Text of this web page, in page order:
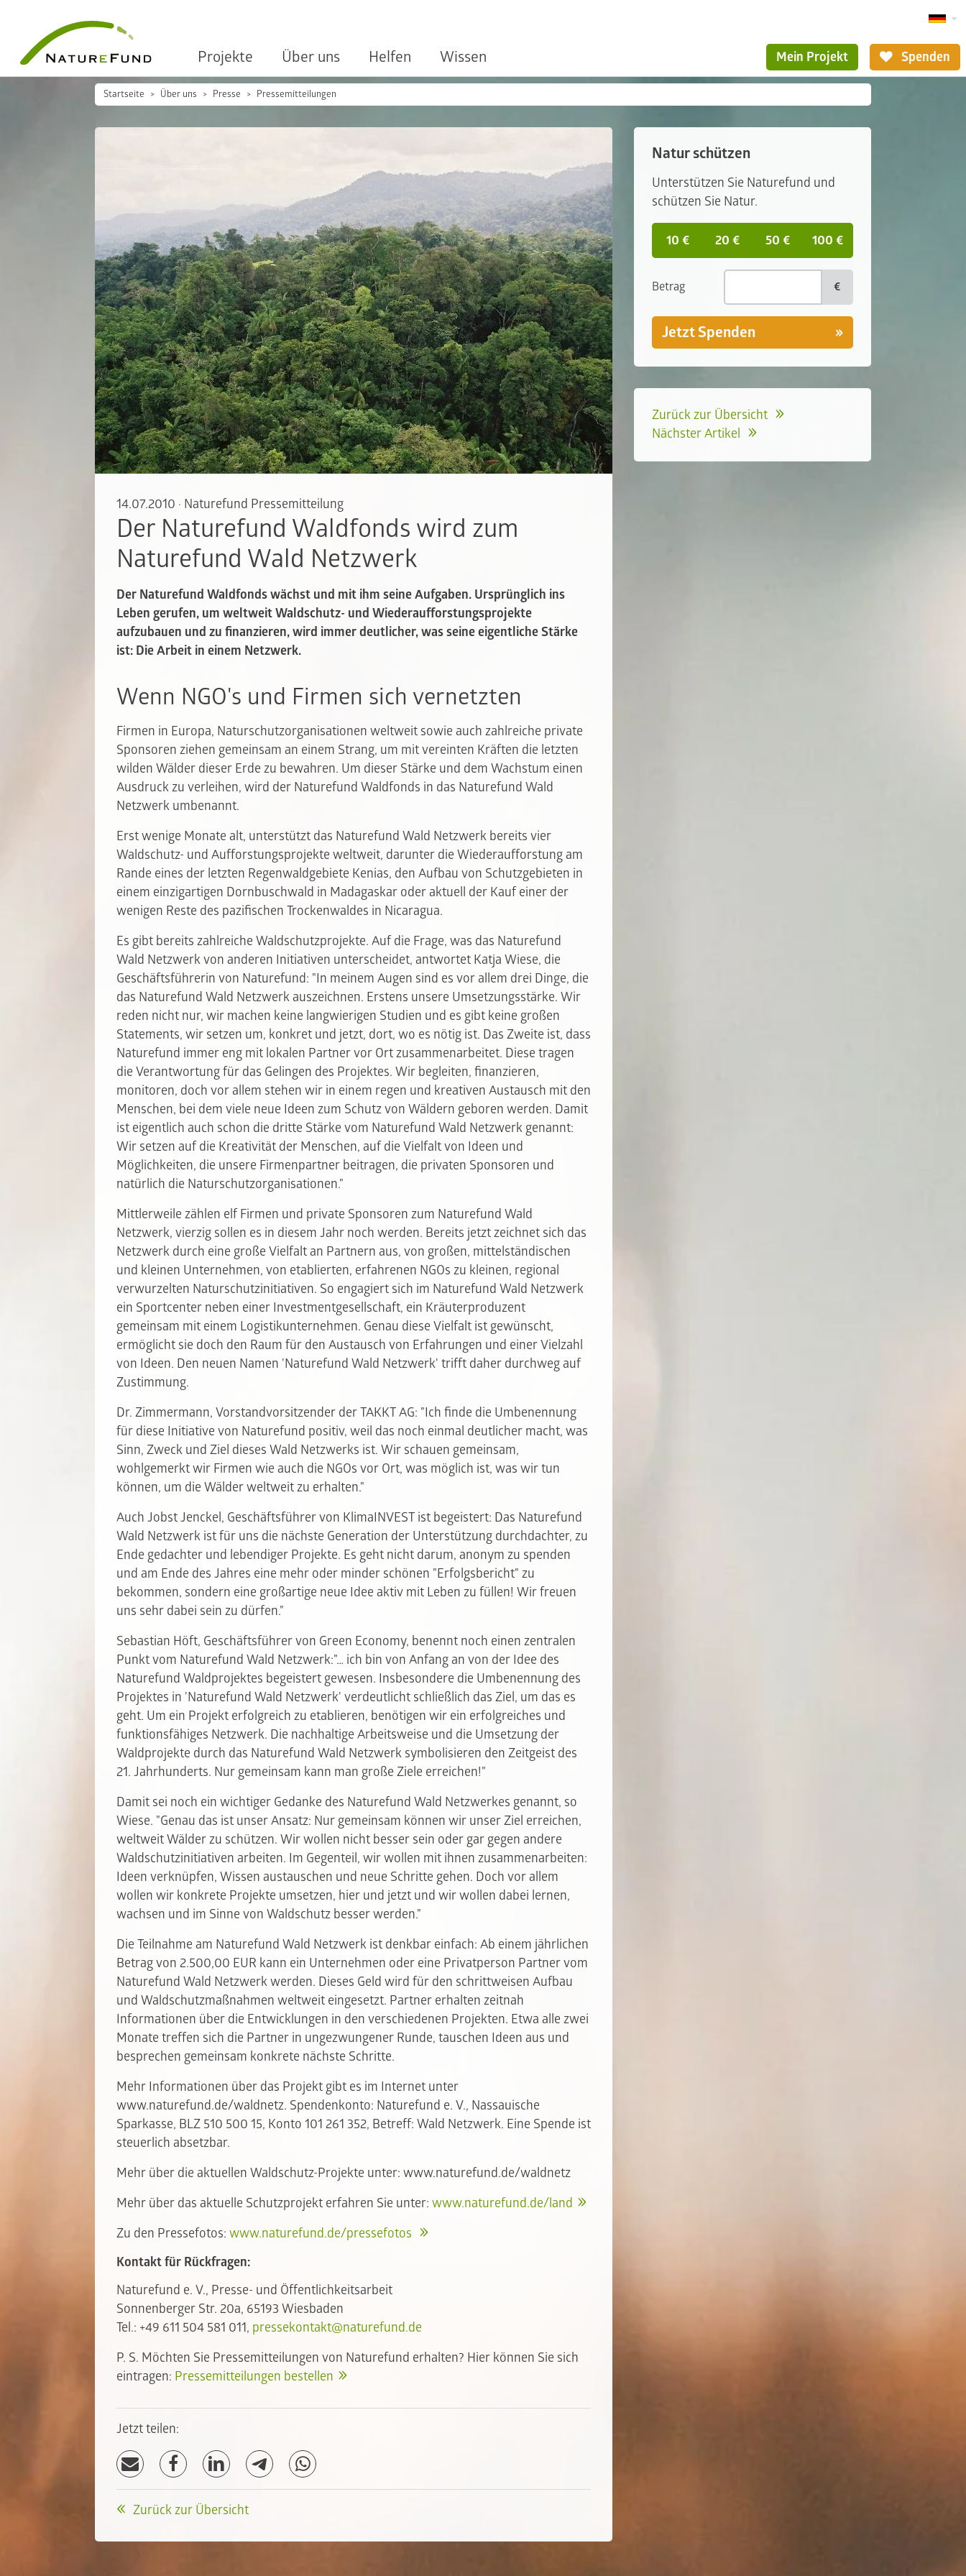
Projekte Über uns Helfen Wissen Mein Projekt Spenden
Startseite Über uns Presse Pressemitteilungen
14.07.2010 · Naturefund Pressemitteilung
Der Naturefund Waldfonds wird zum
Naturefund Wald Netzwerk
Der Naturefund Waldfonds wächst und mit ihm seine Aufgaben. Ursprünglich ins
Leben gerufen, um weltweit Waldschutz- und Wiederaufforstungsprojekte
aufzubauen und zu finanzieren, wird immer deutlicher, was seine eigentliche Stärke
ist: Die Arbeit in einem Netzwerk.
Wenn NGO's und Firmen sich vernetzten
Firmen in Europa, Naturschutzorganisationen weltweit sowie auch zahlreiche private
Sponsoren ziehen gemeinsam an einem Strang, um mit vereinten Kräften die letzten
wilden Wälder dieser Erde zu bewahren. Um dieser Stärke und dem Wachstum einen
Ausdruck zu verleihen, wird der Naturefund Waldfonds in das Naturefund Wald
Netzwerk umbenannt.
Erst wenige Monate alt, unterstützt das Naturefund Wald Netzwerk bereits vier
Waldschutz- und Aufforstungsprojekte weltweit, darunter die Wiederaufforstung am
Rande eines der letzten Regenwaldgebiete Kenias, den Aufbau von Schutzgebieten in
einem einzigartigen Dornbuschwald in Madagaskar oder aktuell der Kauf einer der
wenigen Reste des pazifischen Trockenwaldes in Nicaragua.
Es gibt bereits zahlreiche Waldschutzprojekte. Auf die Frage, was das Naturefund
Wald Netzwerk von anderen Initiativen unterscheidet, antwortet Katja Wiese, die
Geschäftsführerin von Naturefund: "In meinem Augen sind es vor allem drei Dinge, die
das Naturefund Wald Netzwerk auszeichnen. Erstens unsere Umsetzungsstärke. Wir
reden nicht nur, wir machen keine langwierigen Studien und es gibt keine großen
Statements, wir setzen um, konkret und jetzt, dort, wo es nötig ist. Das Zweite ist, dass
Naturefund immer eng mit lokalen Partner vor Ort zusammenarbeitet. Diese tragen
die Verantwortung für das Gelingen des Projektes. Wir begleiten, finanzieren,
monitoren, doch vor allem stehen wir in einem regen und kreativen Austausch mit den
Menschen, bei dem viele neue Ideen zum Schutz von Wäldern geboren werden. Damit
ist eigentlich auch schon die dritte Stärke vom Naturefund Wald Netzwerk genannt:
Wir setzen auf die Kreativität der Menschen, auf die Vielfalt von Ideen und
Möglichkeiten, die unsere Firmenpartner beitragen, die privaten Sponsoren und
natürlich die Naturschutzorganisationen."
Mittlerweile zählen elf Firmen und private Sponsoren zum Naturefund Wald
Netzwerk, vierzig sollen es in diesem Jahr noch werden. Bereits jetzt zeichnet sich das
Netzwerk durch eine große Vielfalt an Partnern aus, von großen, mittelständischen
und kleinen Unternehmen, von etablierten, erfahrenen NGOs zu kleinen, regional
verwurzelten Naturschutzinitiativen. So engagiert sich im Naturefund Wald Netzwerk
ein Sportcenter neben einer Investmentgesellschaft, ein Kräuterproduzent
gemeinsam mit einem Logistikunternehmen. Genau diese Vielfalt ist gewünscht,
ermöglicht sie doch den Raum für den Austausch von Erfahrungen und einer Vielzahl
von Ideen. Den neuen Namen 'Naturefund Wald Netzwerk' trifft daher durchweg auf
Zustimmung.
Dr. Zimmermann, Vorstandvorsitzender der TAKKT AG: "Ich finde die Umbenennung
für diese Initiative von Naturefund positiv, weil das noch einmal deutlicher macht, was
Sinn, Zweck und Ziel dieses Wald Netzwerks ist. Wir schauen gemeinsam,
wohlgemerkt wir Firmen wie auch die NGOs vor Ort, was möglich ist, was wir tun
können, um die Wälder weltweit zu erhalten."
Auch Jobst Jenckel, Geschäftsführer von KlimaINVEST ist begeistert: Das Naturefund
Wald Netzwerk ist für uns die nächste Generation der Unterstützung durchdachter, zu
Ende gedachter und lebendiger Projekte. Es geht nicht darum, anonym zu spenden
und am Ende des Jahres eine mehr oder minder schönen "Erfolgsbericht" zu
bekommen, sondern eine großartige neue Idee aktiv mit Leben zu füllen! Wir freuen
uns sehr dabei sein zu dürfen."
Sebastian Höft, Geschäftsführer von Green Economy, benennt noch einen zentralen
Punkt vom Naturefund Wald Netzwerk:"… ich bin von Anfang an von der Idee des
Naturefund Waldprojektes begeistert gewesen. Insbesondere die Umbenennung des
Projektes in 'Naturefund Wald Netzwerk' verdeutlicht schließlich das Ziel, um das es
geht. Um ein Projekt erfolgreich zu etablieren, benötigen wir ein erfolgreiches und
funktionsfähiges Netzwerk. Die nachhaltige Arbeitsweise und die Umsetzung der
Waldprojekte durch das Naturefund Wald Netzwerk symbolisieren den Zeitgeist des
21. Jahrhunderts. Nur gemeinsam kann man große Ziele erreichen!"
Damit sei noch ein wichtiger Gedanke des Naturefund Wald Netzwerkes genannt, so
Wiese. "Genau das ist unser Ansatz: Nur gemeinsam können wir unser Ziel erreichen,
weltweit Wälder zu schützen. Wir wollen nicht besser sein oder gar gegen andere
Waldschutzinitiativen arbeiten. Im Gegenteil, wir wollen mit ihnen zusammenarbeiten:
Ideen verknüpfen, Wissen austauschen und neue Schritte gehen. Doch vor allem
wollen wir konkrete Projekte umsetzen, hier und jetzt und wir wollen dabei lernen,
wachsen und im Sinne von Waldschutz besser werden."
Die Teilnahme am Naturefund Wald Netzwerk ist denkbar einfach: Ab einem jährlichen
Betrag von 2.500,00 EUR kann ein Unternehmen oder eine Privatperson Partner vom
Naturefund Wald Netzwerk werden. Dieses Geld wird für den schrittweisen Aufbau
und Waldschutzmaßnahmen weltweit eingesetzt. Partner erhalten zeitnah
Informationen über die Entwicklungen in den verschiedenen Projekten. Etwa alle zwei
Monate treffen sich die Partner in ungezwungener Runde, tauschen Ideen aus und
besprechen gemeinsam konkrete nächste Schritte.
Mehr Informationen über das Projekt gibt es im Internet unter
www.naturefund.de/waldnetz. Spendenkonto: Naturefund e. V., Nassauische
Sparkasse, BLZ 510 500 15, Konto 101 261 352, Betreff: Wald Netzwerk. Eine Spende ist
steuerlich absetzbar.
Mehr über die aktuellen Waldschutz-Projekte unter: www.naturefund.de/waldnetz
Mehr über das aktuelle Schutzprojekt erfahren Sie unter: www.naturefund.de/land
Zu den Pressefotos: www.naturefund.de/pressefotos
Kontakt für Rückfragen:
Naturefund e. V., Presse- und Öffentlichkeitsarbeit
Sonnenberger Str. 20a, 65193 Wiesbaden
Tel.: +49 611 504 581 011, pressekontakt@naturefund.de
P. S. Möchten Sie Pressemitteilungen von Naturefund erhalten? Hier können Sie sich
eintragen: Pressemitteilungen bestellen
Jetzt teilen:
Zurück zur Übersicht
Natur schützen
Unterstützen Sie Naturefund und
schützen Sie Natur.
10 € 20 € 50 € 100 €
Betrag €
Jetzt Spenden
Zurück zur Übersicht
Nächster Artikel